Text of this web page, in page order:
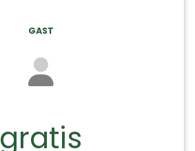
GAST
gratis